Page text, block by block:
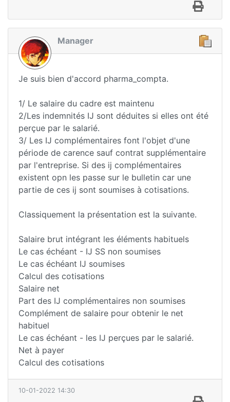
Manager
Je suis bien d'accord pharma_compta.
1/ Le salaire du cadre est maintenu
2/Les indemnités IJ sont déduites si elles ont été
perçue par le salarié.
3/ Les IJ complémentaires font l'objet d'une
période de carence sauf contrat supplémentaire
par l'entreprise. Si des ij complémentaires
existent opn les passe sur le bulletin car une
partie de ces ij sont soumises à cotisations.
Classiquement la présentation est la suivante.
Salaire brut intégrant les éléments habituels
Le cas échéant - IJ SS non soumises
Le cas échéant IJ soumises
Calcul des cotisations
Salaire net
Part des IJ complémentaires non soumises
Complément de salaire pour obtenir le net
habituel
Le cas échéant - les IJ perçues par le salarié.
Net à payer
Calcul des cotisations
10-01-2022 14:30